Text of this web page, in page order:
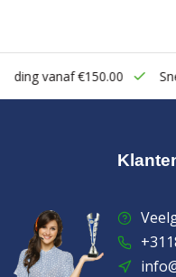
vanaf €150.00